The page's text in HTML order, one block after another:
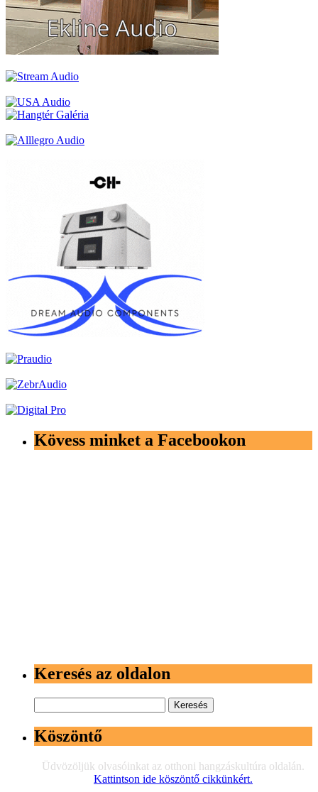
Kövess minket a Facebookon
Keresés az oldalon
Köszöntő
Üdvözöljük olvasóinkat az otthoni hangzáskultúra oldalán.
Kattintson ide köszöntő cikkünkért.